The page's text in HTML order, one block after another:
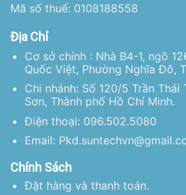
Mã số thuế: 0108188558
Địa Chỉ
Cơ sở chính : Nhà B4-1, ngõ
Quốc Việt, Phường Nghĩa Đô,
Chi nhánh: Số 120/5 Trần Thái
Sơn, Thành phố Hồ Chí Minh.
Điện thoại: 096.502.5080
Email:
Chính Sách
Đặt hàng và thanh toán.